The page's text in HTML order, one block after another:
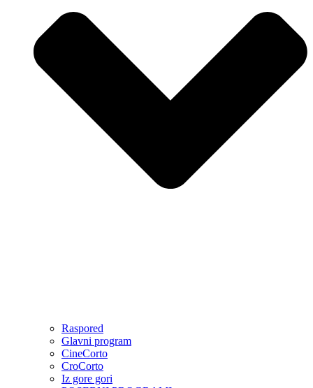
Raspored
Glavni program
CineCorto
CroCorto
Iz gore gori